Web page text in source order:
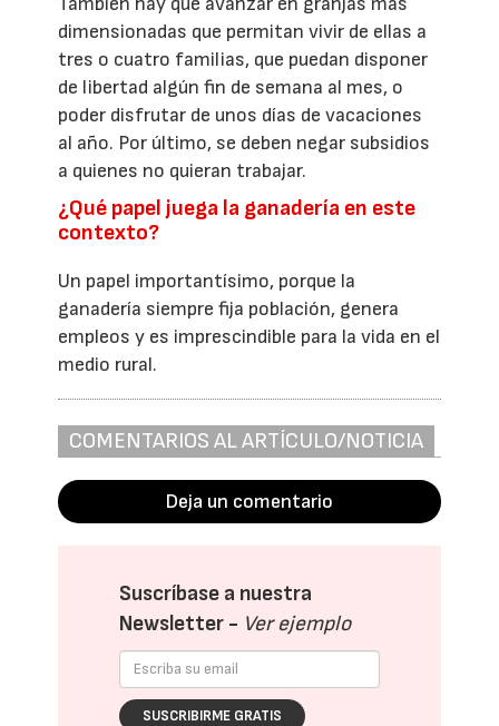
dimensionadas que permitan vivir de ellas a
tres o cuatro familias, que puedan disponer
de libertad algún fin de semana al mes, o
poder disfrutar de unos días de vacaciones
al año. Por último, se deben negar subsidios
a quienes no quieran trabajar.
¿Qué papel juega la ganadería en este
contexto?
Un papel importantísimo, porque la
ganadería siempre fija población, genera
empleos y es imprescindible para la vida en el
medio rural.
COMENTARIOS AL ARTÍCULO/NOTICIA
Deja un comentario
Suscríbase a nuestra
Newsletter - Ver ejemplo
SUSCRIBIRME GRATIS